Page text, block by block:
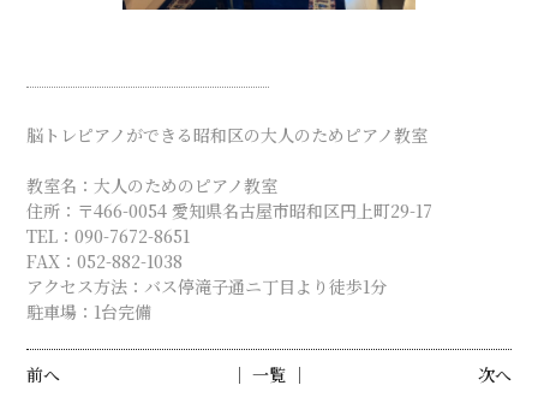
脳トレピアノができる昭和区の大人のためピアノ教室
教室名：大人のためのピアノ教室
住所：〒466-0054 愛知県名古屋市昭和区円上町29-17
TEL：090-7672-8651
FAX：052-882-1038
アクセス方法：バス停滝子通ニ丁目より徒歩1分
駐車場：1台完備
前へ 次へ
│ 一覧 │